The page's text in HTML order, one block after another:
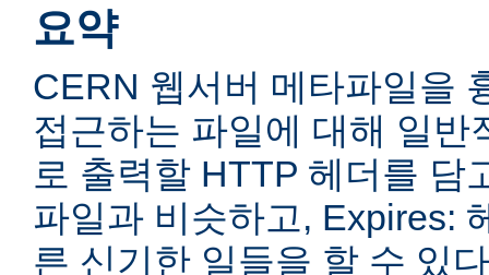
요약
CERN 웹서버 메타파일을
접근하는 파일에 대해 일반
로 출력할 HTTP 헤더를 담
파일과 비슷하고, Expires:
른 신기한 일들을 할 수 있